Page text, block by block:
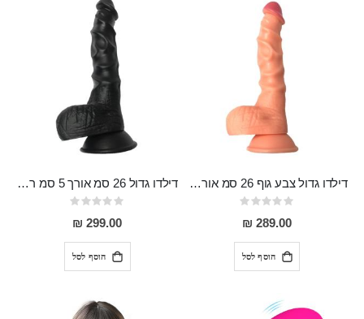
דילדו גדול צבע גוף 26 סמ אורך 5 סמ רוחב מיוחד עם חיספוס להנאה מירבית Leonidas
Rating:
0%
289.00 ₪
הוסף לסל
דילדו גדול 26 סמ אורך 5 סמ רוחב מיוחד עם חיספוס להנאה מירבית Morpheus
Rating:
0%
299.00 ₪
הוסף לסל